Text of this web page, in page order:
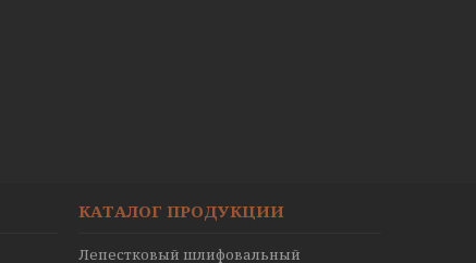
КАТАЛОГ ПРОДУКЦИИ
Лепестковый шлифовальный